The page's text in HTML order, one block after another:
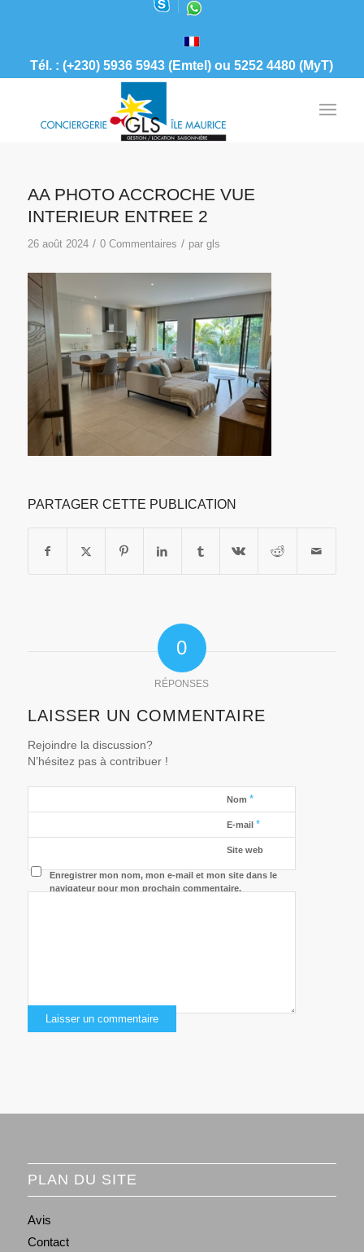
Tél. : (+230) 5936 5943 (Emtel) ou 5252 4480 (MyT)
AA PHOTO ACCROCHE VUE
INTERIEUR ENTREE 2
26 août 2024 / 0 Commentaires / par gls
PARTAGER CETTE PUBLICATION
0
RÉPONSES
LAISSER UN COMMENTAIRE
Rejoindre la discussion?
N’hésitez pas à contribuer !
Nom *
E-mail *
Site web
Enregistrer mon nom, mon e-mail et mon site dans le
navigateur pour mon prochain commentaire.
PLAN DU SITE
Avis
Contact